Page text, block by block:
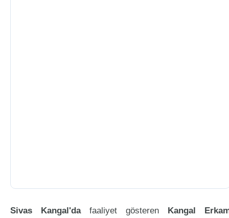
Sivas Kangal'dafaaliyet gösteren Kangal